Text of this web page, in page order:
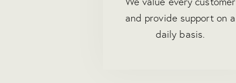
and provide support on a
daily basis.